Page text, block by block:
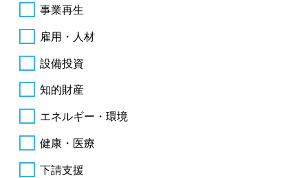
事業再生
雇用・人材
設備投資
知的財産
エネルギー・環境
健康・医療
下請支援